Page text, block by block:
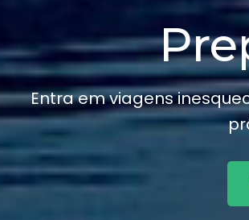
Entra em viagens